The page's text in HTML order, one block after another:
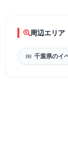
周辺エリア
千葉県のイ